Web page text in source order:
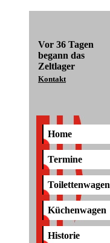
Vor 36 Tagen
begann das
Zeltlager
Kontakt
Home
Termine
Toilettenwagen
Küchenwagen
Historie